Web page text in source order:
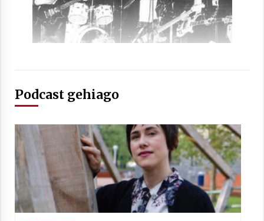
Podcast gehiago